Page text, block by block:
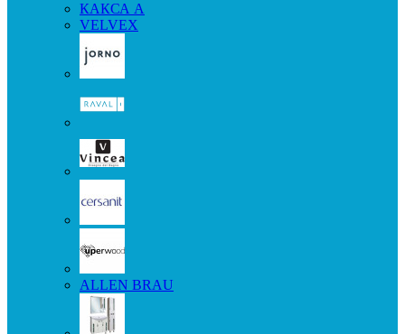
КАКСА А
VELVEX
ALLEN BRAU